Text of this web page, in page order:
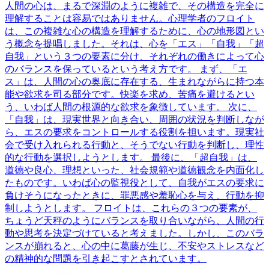
人間の心は、まるで深淵のように複雑で、その構造を完全に
理解することは容易ではありません。心理学者のフロイト
は、この複雑な心の構造を理解するために、心の地形図とい
う概念を提唱しました。それは、心を「エス」「自我」「超
自我」という３つの要素に分け、それぞれの働きによって心
のバランスを保っているという考え方です。 まず、「エ
ス」は、人間の心の奥底に存在する、生まれながらに持つ本
能や欲求を司る部分です。快楽を求め、苦痛を避けるとい
う、いわば人間の根源的な欲求を象徴しています。 次に、
「自我」は、現実世界と向き合い、周囲の状況を判断しなが
ら、エスの要求をコントロールする役割を担います。現実社
会で受け入れられる行動と、そうでない行動を判断し、理性
的な行動を選択しようとします。 最後に、「超自我」は、
道徳や良心、理想といった、社会規範や道徳観念を内面化し
たものです。いわば心の監視役として、自我がエスの要求に
負けそうになったときに、罪悪感や羞恥心を与え、行動を抑
制しようとします。 フロイトは、これらの３つの要素が、
ちょうど天秤のようにバランスを取り合いながら、人間の行
動や思考を決定づけていると考えました。しかし、このバラ
ンスが崩れると、心の中に葛藤が生じ、不安やストレスなど
の精神的な問題を引き起こすとされています。